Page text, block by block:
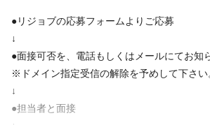
●リジョブの応募フォームよりご応募
↓
●面接可否を、電話もしくはメールにてお知
※ドメイン指定受信の解除を予めして下さい
↓
●担当者と面接